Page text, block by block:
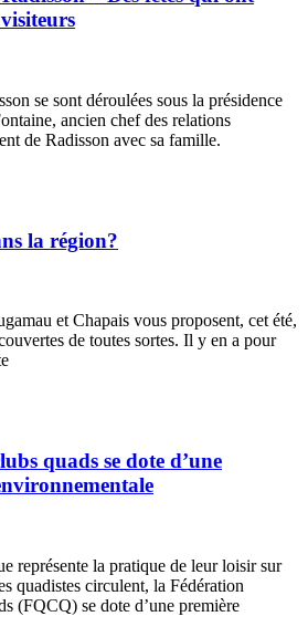
se sont déroulées sous la présidence
ancien chef des relations
de Radisson avec sa famille.
la région?
et Chapais vous proposent, cet été,
de toutes sortes. Il y en a pour
quads se dote d’une
représente la pratique de leur loisir sur
quadistes circulent, la Fédération
(FQCQ) se dote d’une première